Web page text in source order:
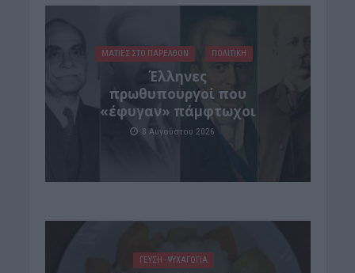
ΜΑΤΙΕΣ ΣΤΟ ΠΑΡΕΛΘΟΝ ΠΟΛΙΤΙΚΗ
Έλληνες
πρωθυπουργοί που
«έφυγαν» πάμφτωχοι
8 Αυγούστου 2026
ΓΕΎΣΗ - ΨΥΧΑΓΩΓΊΑ